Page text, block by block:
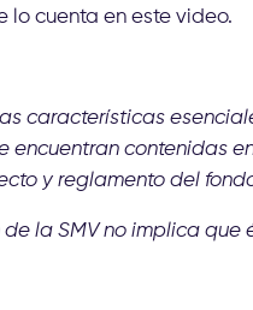
lo cuenta en este video.
características
encuentran contenidas
y reglamento del
de la SMV no implica